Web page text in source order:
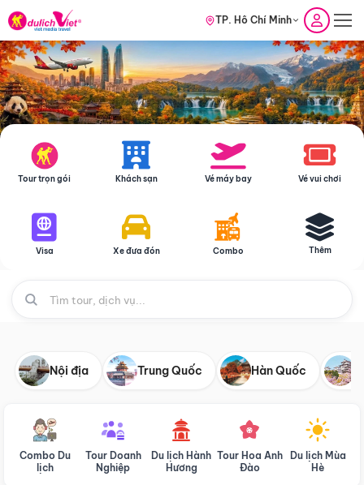
TP. Hồ Chí Minh
Tour trọn gói Khách sạn Vé máy bay Vé vui chơi
Visa Xe đưa đón Combo Thêm
Nội địa Trung Quốc Hàn Quốc
Combo Du
lịch
Tour Doanh
Nghiệp
Du lịch Hành
Hương
Tour Hoa Anh
Đào
Du lịch Mùa
Hè